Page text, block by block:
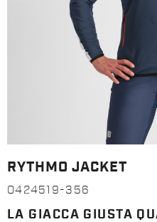
RYTHMO JACKET
0424519-356
LA GIACCA GIUSTA